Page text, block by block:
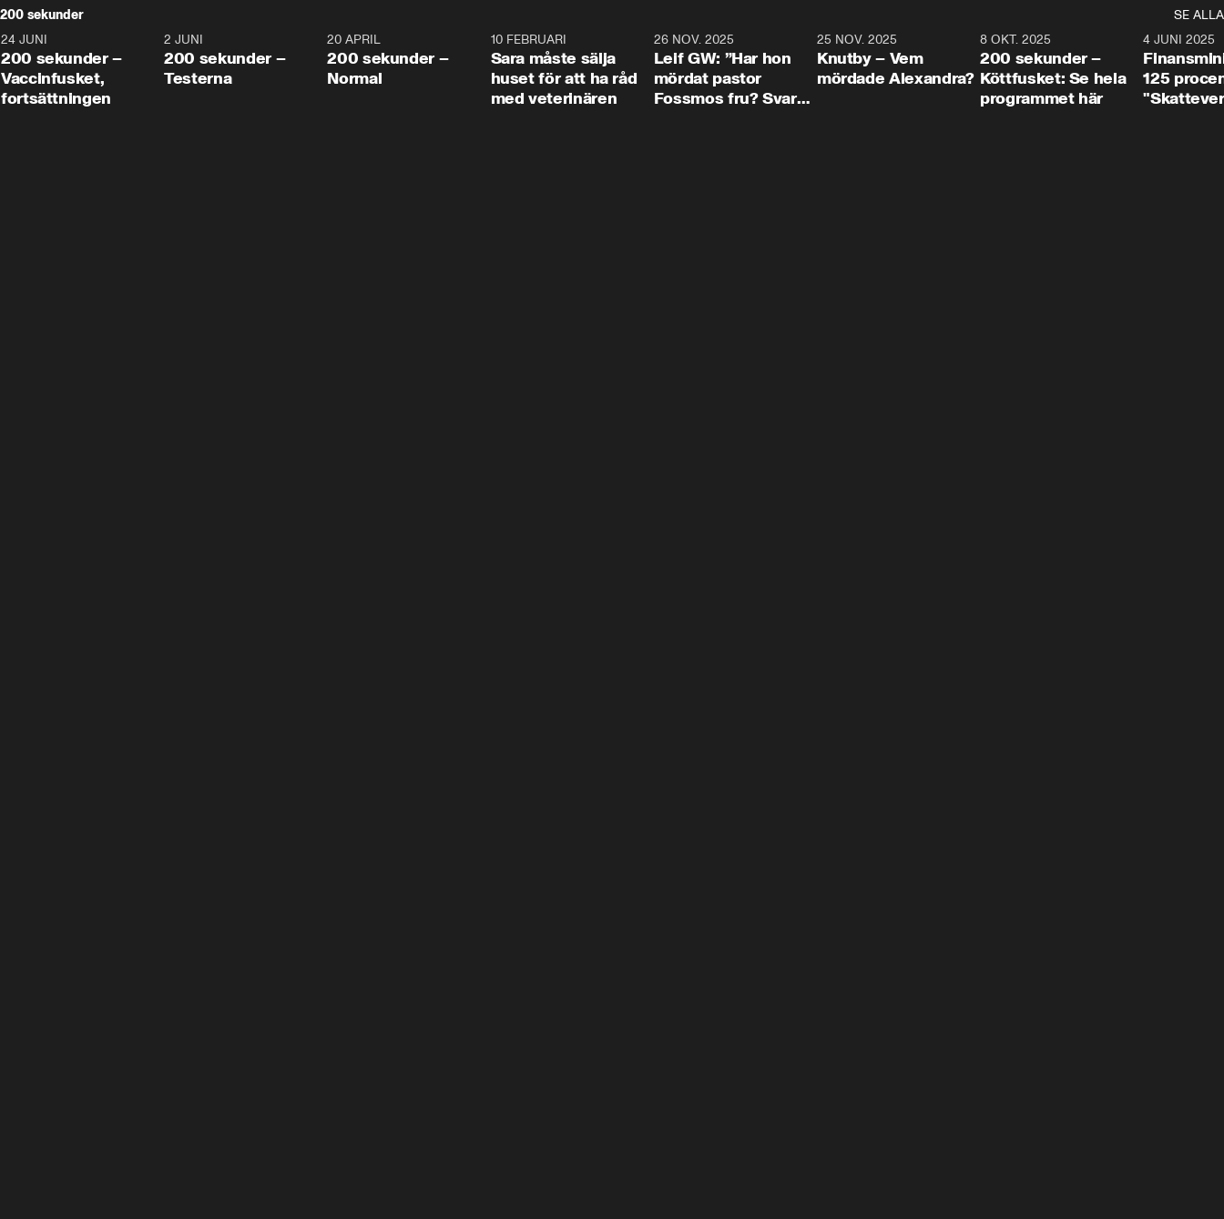
200 sekunder
SE ALLA
5:00
24 JUNI
200 sekunder –
Vaccinfusket,
fortsättningen
4:23
2 JUNI
200 sekunder –
Testerna
20 APRIL
200 sekunder –
Normal
10 FEBRUARI
Sara måste sälja
huset för att ha råd
med veterinären
26 NOV. 2025
Leif GW: ”Har hon
mördat pastor
Fossmos fru? Svar
31:05
25 NOV. 2025
Knutby – Vem
mördade Alexandra?
4:29
8 OKT. 2025
200 sekunder –
Köttfusket: Se hela
programmet här
4 JUNI 2025
125